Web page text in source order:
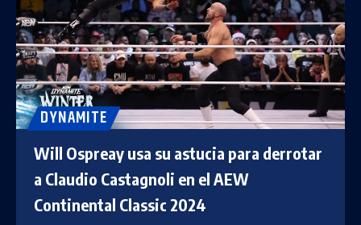
DYNAMITE
Will Ospreay usa su astucia para derrotar
a Claudio Castagnoli en el AEW
Continental Classic 2024